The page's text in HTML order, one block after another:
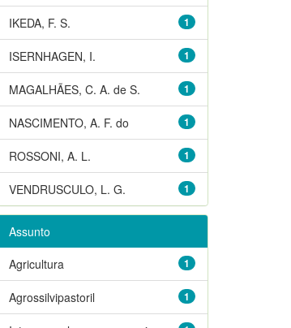
1
IKEDA, F. S.
1
ISERNHAGEN, I.
1
MAGALHÃES, C. A. de S.
1
NASCIMENTO, A. F. do
1
ROSSONI, A. L.
1
VENDRUSCULO, L. G.
Assunto
1
Agricultura
1
Agrossilvipastoril